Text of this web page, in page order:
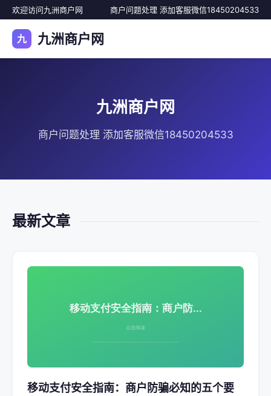
欢迎访问九洲商户网 商户问题处理 添加客服微信18450204533
九 九洲商户网
九洲商户网
商户问题处理 添加客服微信18450204533
最新文章
移动支付安全指南：商户防骗必知的五个要